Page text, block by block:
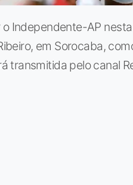
Independente-AP
em Sorocaba,
transmitida pelo canal